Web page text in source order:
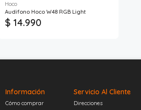
Hoco
Audifono Hoco W48 RGB Light
$ 14.990
Información
Cómo comprar
Servicio Al Cliente
Direcciones